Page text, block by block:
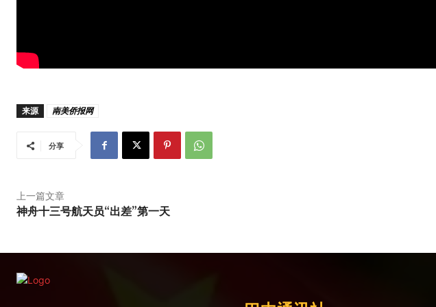
来源 南美侨报网
分享
上一篇文章
神舟十三号航天员“出差”第一天